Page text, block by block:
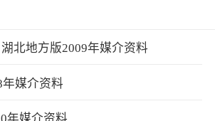
湖北地方版2009年媒介资料
媒介资料